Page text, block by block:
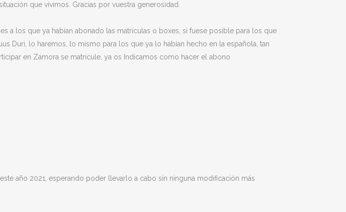
que vivimos. Gracias por vuestra generosidad.
a los que ya habían abonado las matrículas o boxes, si fuese posible para los que
Duri, lo haremos, lo mismo para los que ya lo habían hecho en la española, tan
en Zamora se matricule, ya os Indicamos como hacer el abono
año 2021, esperando poder llevarlo a cabo sin ninguna modificación más